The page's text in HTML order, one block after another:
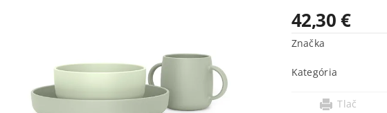
42,30 €
Značka
Kategória
Tlač